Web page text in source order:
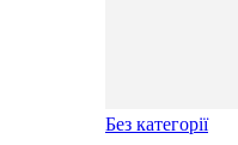
Без категорії